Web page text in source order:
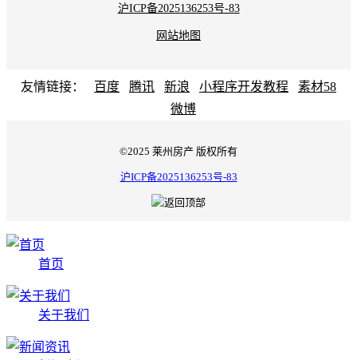
沪ICP备2025136253号-83
网站地图
友情链接： 百度 腾讯 新浪 小程序开发教程
素材58
微博
©2025 莱州房产 版权所有
沪ICP备2025136253号-83
首页
关于我们